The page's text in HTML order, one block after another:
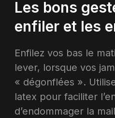
Les bons
enfiler et les
Enfilez vos bas le
lever, lorsque vos
« dégonflées ».
latex pour faciliter
d’endommager la